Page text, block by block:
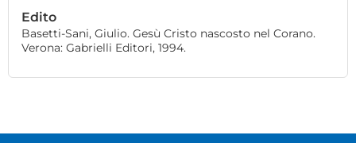
Edito
Basetti-Sani, Giulio. Gesù Cristo nascosto nel Corano.
Verona: Gabrielli Editori, 1994.